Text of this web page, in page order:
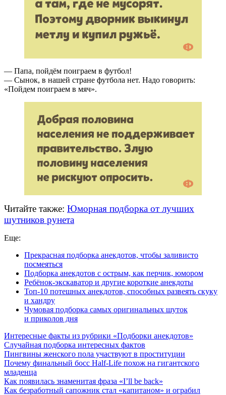
— Папа, пойдём поиграем в футбол!
— Сынок, в нашей стране футбола нет. Надо говорить:
«Пойдем поиграем в мяч».
Читайте также: Юморная подборка от лучших
шутников рунета
Еще:
Прекрасная подборка анекдотов, чтобы заливисто
посмеяться
Подборка анекдотов с острым, как перчик, юмором
Ребёнок-экскаватор и другие короткие анекдоты
Топ-10 потешных анекдотов, способных развеять скуку
и хандру
Чумовая подборка самых оригинальных шуток
и приколов дня
Интересные факты из рубрики «Подборки анекдотов»
Случайная подборка интересных фактов
Пингвины женского пола участвуют в проституции
Почему финальный босс Half-Life похож на гигантского
младенца
Как появилась знаменитая фраза «I’ll be back»
Как безработный сапожник стал «капитаном» и ограбил